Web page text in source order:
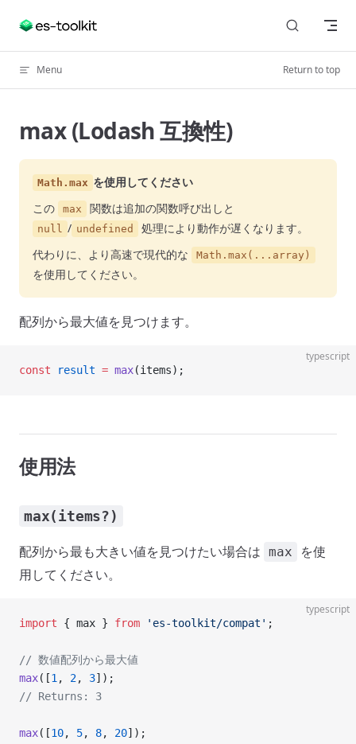
Skip to content
Menu Return to top
max (Lodash 互換性)
Math.max を使用してください
この
max 関数は追加の関数呼び出しと
null / undefined
処理により動作が遅くなります。
代わりに、より高速で現代的な
Math.max(...array)
を使用してください。
配列から最大値を見つけます。
typescript
const result = max(items);
使用法
max(items?)
配列から最も大きい値を見つけたい場合は max
を使
用してください。
typescript
import { max } from 'es-toolkit/compat' ;
// 数値配列から最大値
max([1 , 2, 3]);
// Returns: 3
max([10, 5, 8, 20]);